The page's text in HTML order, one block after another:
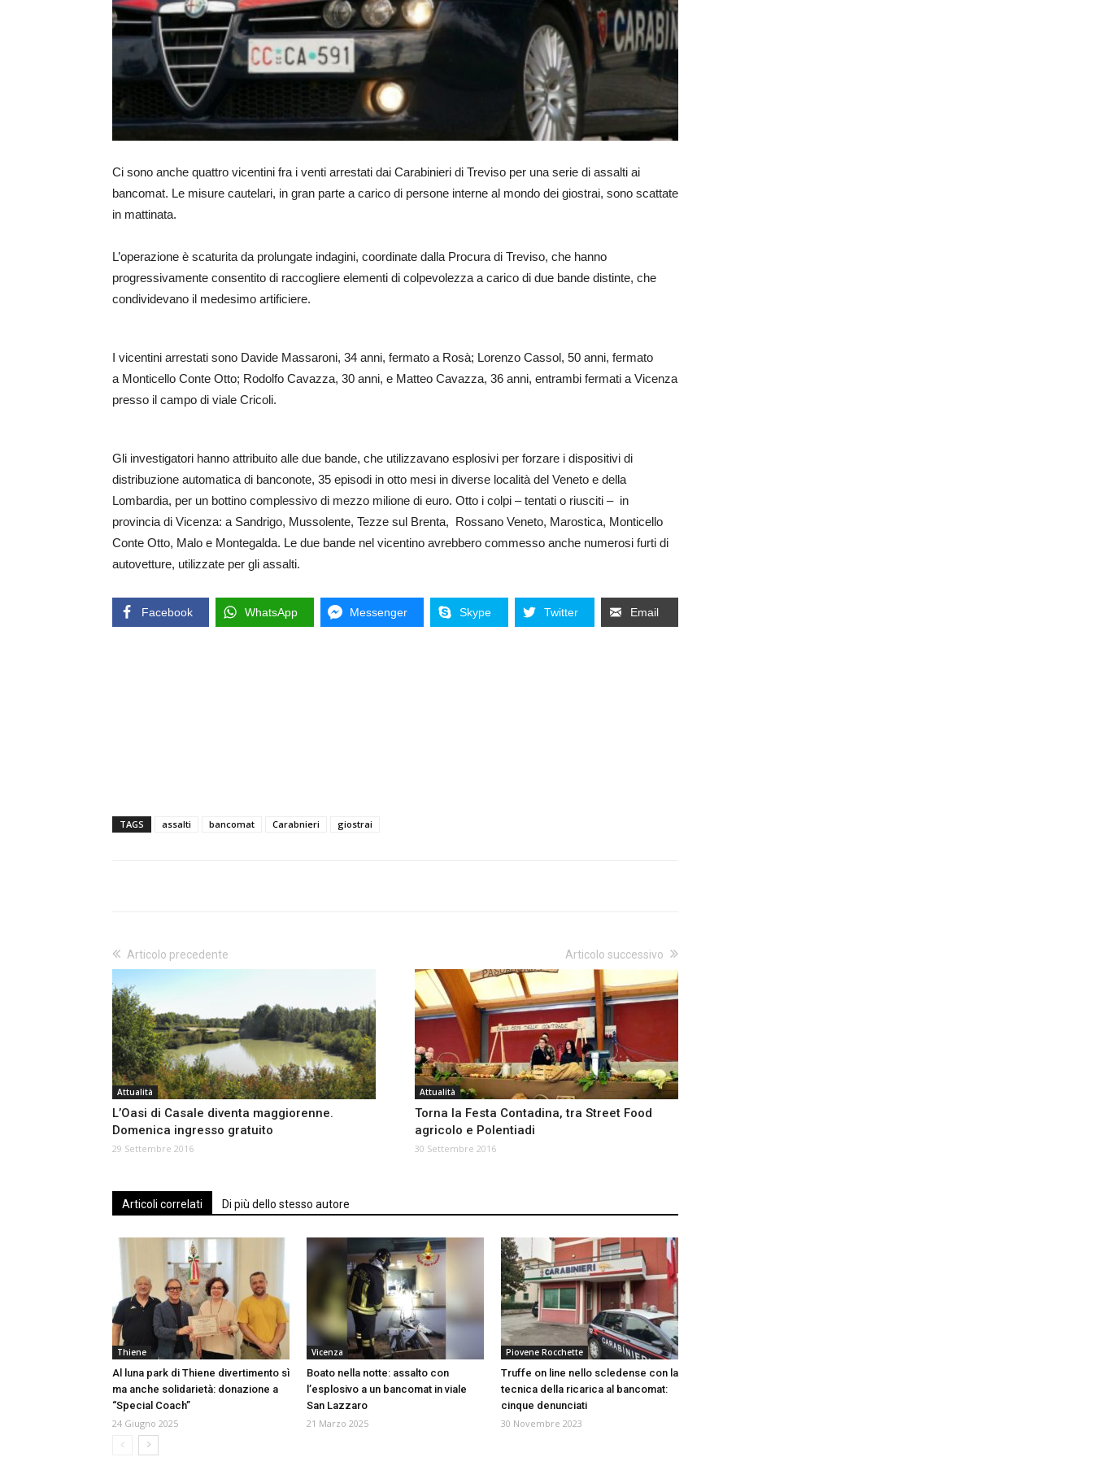
Ci sono anche quattro vicentini fra i venti arrestati dai Carabinieri di Treviso per una serie di assalti ai
bancomat. Le misure cautelari, in gran parte a carico di persone interne al mondo dei giostrai, sono scattate
in mattinata.
L’operazione è scaturita da prolungate indagini, coordinate dalla Procura di Treviso, che hanno
progressivamente consentito di raccogliere elementi di colpevolezza a carico di due bande distinte, che
condividevano il medesimo artificiere.
I vicentini arrestati sono Davide Massaroni, 34 anni, fermato a Rosà; Lorenzo Cassol, 50 anni, fermato
a Monticello Conte Otto; Rodolfo Cavazza, 30 anni, e Matteo Cavazza, 36 anni, entrambi fermati a Vicenza
presso il campo di viale Cricoli.
Gli investigatori hanno attribuito alle due bande, che utilizzavano esplosivi per forzare i dispositivi di
distribuzione automatica di banconote, 35 episodi in otto mesi in diverse località del Veneto e della
Lombardia, per un bottino complessivo di mezzo milione di euro. Otto i colpi – tentati o riusciti – in
provincia di Vicenza: a Sandrigo, Mussolente, Tezze sul Brenta, Rossano Veneto, Marostica, Monticello
Conte Otto, Malo e Montegalda. Le due bande nel vicentino avrebbero commesso anche numerosi furti di
autovetture, utilizzate per gli assalti.
Facebook WhatsApp Messenger Skype Twitter Email
TAGS assalti bancomat Carabnieri giostrai
Articolo precedente
Attualità
L’Oasi di Casale diventa maggiorenne.
Domenica ingresso gratuito
29 Settembre 2016
Articolo successivo
Attualità
Torna la Festa Contadina, tra Street Food
agricolo e Polentiadi
30 Settembre 2016
Articoli correlati Di più dello stesso autore
Thiene
Al luna park di Thiene divertimento sì
ma anche solidarietà: donazione a
“Special Coach”
24 Giugno 2025
Vicenza
Boato nella notte: assalto con
l’esplosivo a un bancomat in viale
San Lazzaro
21 Marzo 2025
Piovene Rocchette
Truffe on line nello scledense con la
tecnica della ricarica al bancomat:
cinque denunciati
30 Novembre 2023